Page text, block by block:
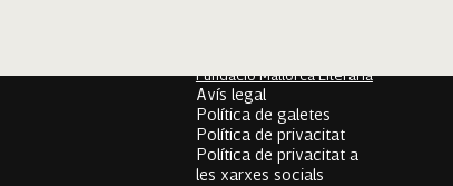
Fundació Mallorca Literària
Avís legal
Política de galetes
Política de privacitat
Política de privacitat a
les xarxes socials